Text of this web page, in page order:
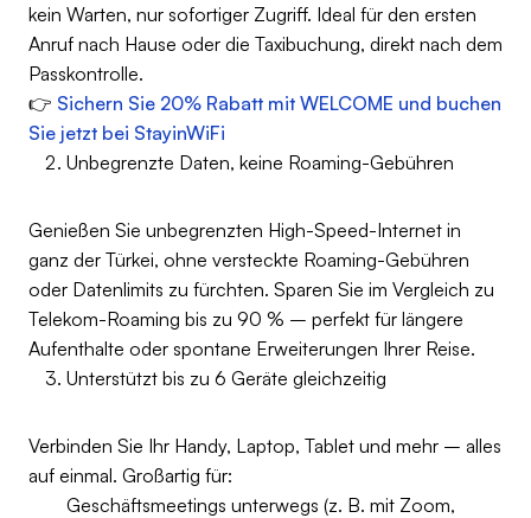
kein Warten, nur sofortiger Zugriff. Ideal für den ersten
Anruf nach Hause oder die Taxibuchung, direkt nach dem
Passkontrolle.
👉 Sichern Sie 20% Rabatt mit WELCOME und buchen
Sie jetzt bei StayinWiFi
Unbegrenzte Daten, keine Roaming-Gebühren
Genießen Sie unbegrenzten High-Speed-Internet in
ganz der Türkei, ohne versteckte Roaming-Gebühren
oder Datenlimits zu fürchten. Sparen Sie im Vergleich zu
Telekom-Roaming bis zu 90 % – perfekt für längere
Aufenthalte oder spontane Erweiterungen Ihrer Reise.
Unterstützt bis zu 6 Geräte gleichzeitig
Verbinden Sie Ihr Handy, Laptop, Tablet und mehr – alles
auf einmal. Großartig für:
Geschäftsmeetings unterwegs (z. B. mit Zoom,